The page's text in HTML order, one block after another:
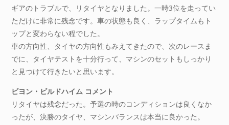
ギアのトラブルで、リタイヤとなりました。一時3位を走ってい
ただけに非常に残念です。車の状態も良く、ラップタイムもト
ップと変わらない程でした。
車の方向性、タイヤの方向性もみえてきたので、次のレースま
でに、タイヤテストを十分行って、マシンのセットもしっかり
と見つけて行きたいと思います。
ビヨン・ビルドハイム コメント
リタイヤは残念だった。予選の時のコンディションは良くなか
ったが、決勝のタイヤ、マシンバランスは本当に良かった。